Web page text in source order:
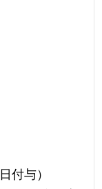
付与）